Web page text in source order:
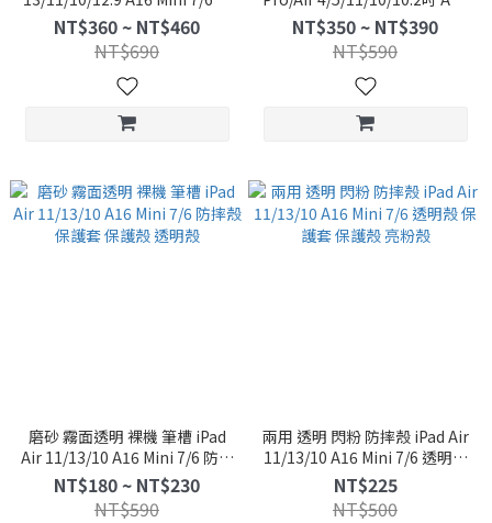
架 皮套 保護套 保護殼
NT$360 ~ NT$460
NT$690
支架 防摔 保護套 保護殼
NT$350 ~ NT$390
NT$590
磨砂 霧面透明 裸機 筆槽 iPad
Air 11/13/10 A16 Mini 7/6 防摔
殼 保護套 保護殼 透明殼
NT$180 ~ NT$230
NT$590
兩用 透明 閃粉 防摔殼 iPad Air
11/13/10 A16 Mini 7/6 透明殼
保護套 保護殼 亮粉殼
NT$225
NT$500